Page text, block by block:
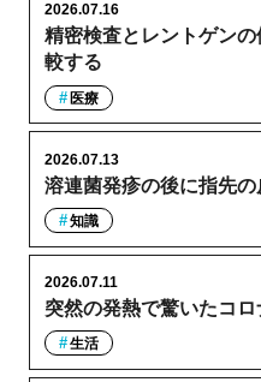
精密検査とレントゲン
較する
2026.07.16
医療
溶連菌発疹の後に指先
2026.07.13
知識
突然の発熱で驚いたコ
2026.07.11
生活